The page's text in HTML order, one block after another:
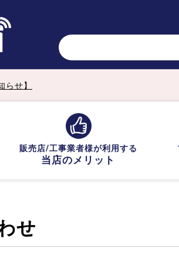
らせ】
販売店/工事業者様が利用する
当店のメリット
せ